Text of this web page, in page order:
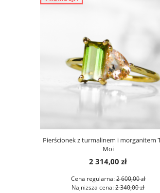
Pierścionek z turmalinem i morganitem
Moi
2 314,00 zł
Cena regularna:2 600,00 zł
Najniższa cena:2 340,00 zł